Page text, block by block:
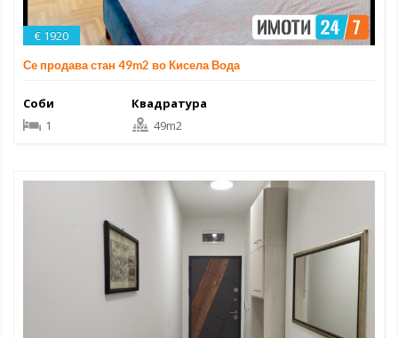
€ 1920
Се продава стан 49m2 во Кисела Вода
Соби
1
Квадратура
49m2